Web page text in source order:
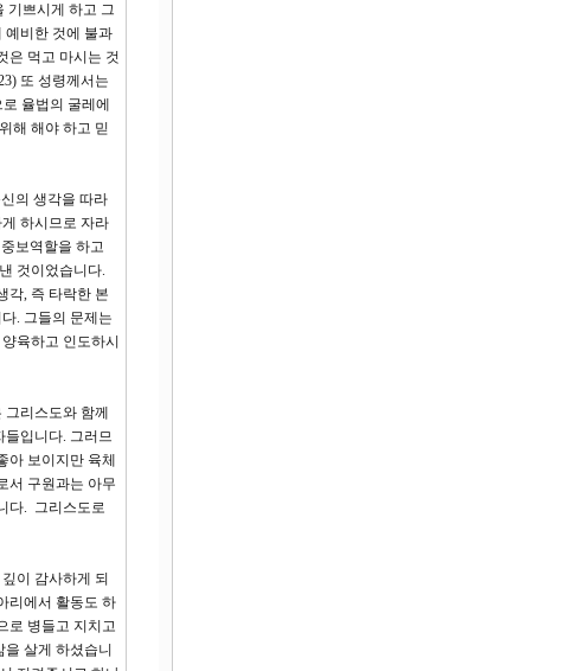
기쁘시게 하고 그
예비한 것에 불과
은 먹고 마시는 것
또 성령께서는
율법의 굴레에
해 해야 하고 믿
의 생각을 따라
하시므로 자라
보역할을 하고
것이었습니다.
각, 즉 타락한 본
. 그들의 문제는
육하고 인도하시
리스도와 함께
들입니다. 그러므
아 보이지만 육체
서 구원과는 아무
다. 그리스도로
이 감사하게 되
리에서 활동도 하
로 병들고 지치고
살게 하셨습니